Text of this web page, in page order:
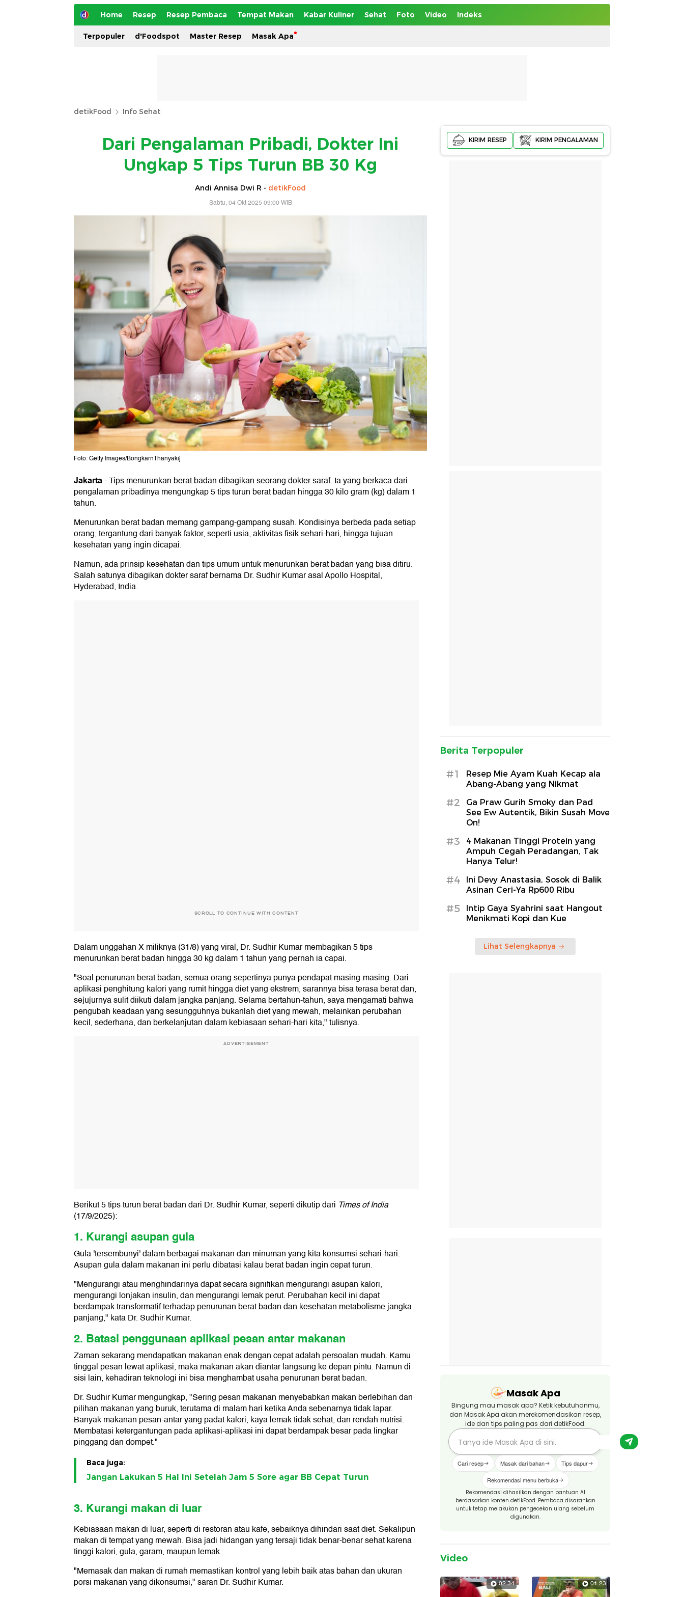
Home Resep Resep Pembaca Tempat Makan Kabar Kuliner Sehat Foto Video Indeks
Terpopuler d'Foodspot Master Resep Masak Apa
detikFood Info Sehat
Dari Pengalaman Pribadi, Dokter Ini
Ungkap 5 Tips Turun BB 30 Kg
Andi Annisa Dwi R - detikFood
Sabtu, 04 Okt 2025 09:00 WIB
Foto: Getty Images/BongkarnThanyakij
Jakarta-Tips menurunkan berat badan dibagikan seorang dokter saraf. Ia yang berkaca dari
pengalaman pribadinya mengungkap 5 tips turun berat badan hingga 30 kilo gram (kg) dalam 1
tahun.
Menurunkan berat badan memang gampang-gampang susah. Kondisinya berbeda pada setiap
orang, tergantung dari banyak faktor, seperti usia, aktivitas fisik sehari-hari, hingga tujuan
kesehatan yang ingin dicapai.
Namun, ada prinsip kesehatan dan tips umum untuk menurunkan berat badan yang bisa ditiru.
Salah satunya dibagikan dokter saraf bernama Dr. Sudhir Kumar asal Apollo Hospital,
Hyderabad, India.
SCROLL TO CONTINUE WITH CONTENT
Dalam unggahan X miliknya (31/8) yang viral, Dr. Sudhir Kumar membagikan 5 tips
menurunkan berat badan hingga 30 kg dalam 1 tahun yang pernah ia capai.
"Soal penurunan berat badan, semua orang sepertinya punya pendapat masing-masing. Dari
aplikasi penghitung kalori yang rumit hingga diet yang ekstrem, sarannya bisa terasa berat dan,
sejujurnya sulit diikuti dalam jangka panjang. Selama bertahun-tahun, saya mengamati bahwa
pengubah keadaan yang sesungguhnya bukanlah diet yang mewah, melainkan perubahan
kecil, sederhana, dan berkelanjutan dalam kebiasaan sehari-hari kita," tulisnya.
ADVERTISEMENT
Berikut 5 tips turun berat badan dari Dr. Sudhir Kumar, seperti dikutip dari Times of India
(17/9/2025):
1. Kurangi asupan gula
Gula 'tersembunyi' dalam berbagai makanan dan minuman yang kita konsumsi sehari-hari.
Asupan gula dalam makanan ini perlu dibatasi kalau berat badan ingin cepat turun.
"Mengurangi atau menghindarinya dapat secara signifikan mengurangi asupan kalori,
mengurangi lonjakan insulin, dan mengurangi lemak perut. Perubahan kecil ini dapat
berdampak transformatif terhadap penurunan berat badan dan kesehatan metabolisme jangka
panjang," kata Dr. Sudhir Kumar.
2. Batasi penggunaan aplikasi pesan antar makanan
Zaman sekarang mendapatkan makanan enak dengan cepat adalah persoalan mudah. Kamu
tinggal pesan lewat aplikasi, maka makanan akan diantar langsung ke depan pintu. Namun di
sisi lain, kehadiran teknologi ini bisa menghambat usaha penurunan berat badan.
Dr. Sudhir Kumar mengungkap, "Sering pesan makanan menyebabkan makan berlebihan dan
pilihan makanan yang buruk, terutama di malam hari ketika Anda sebenarnya tidak lapar.
Banyak makanan pesan-antar yang padat kalori, kaya lemak tidak sehat, dan rendah nutrisi.
Membatasi ketergantungan pada aplikasi-aplikasi ini dapat berdampak besar pada lingkar
pinggang dan dompet."
Baca juga:
Jangan Lakukan 5 Hal Ini Setelah Jam 5 Sore agar BB Cepat Turun
3. Kurangi makan di luar
Kebiasaan makan di luar, seperti di restoran atau kafe, sebaiknya dihindari saat diet. Sekalipun
makan di tempat yang mewah. Bisa jadi hidangan yang tersaji tidak benar-benar sehat karena
tinggi kalori, gula, garam, maupun lemak.
"Memasak dan makan di rumah memastikan kontrol yang lebih baik atas bahan dan ukuran
porsi makanan yang dikonsumsi," saran Dr. Sudhir Kumar.
KIRIM RESEP KIRIM PENGALAMAN
Berita Terpopuler
#1
Resep Mie Ayam Kuah Kecap ala
Abang-Abang yang Nikmat
#2
Ga Praw Gurih Smoky dan Pad
See Ew Autentik, Bikin Susah Move
On!
#3
4 Makanan Tinggi Protein yang
Ampuh Cegah Peradangan, Tak
Hanya Telur!
#4
Ini Devy Anastasia, Sosok di Balik
Asinan Ceri-Ya Rp600 Ribu
#5
Intip Gaya Syahrini saat Hangout
Menikmati Kopi dan Kue
Lihat Selengkapnya
Masak Apa
Bingung mau masak apa? Ketik kebutuhanmu,
dan Masak Apa akan merekomendasikan resep,
ide dan tips paling pas dari detikFood.
Cari resep Masak dari bahan Tips dapur
Rekomendasi menu berbuka
Rekomendasi dihasilkan dengan bantuan AI
berdasarkan konten detikFood. Pembaca disarankan
untuk tetap melakukan pengecekan ulang sebelum
digunakan.
Video
02:34 01:23